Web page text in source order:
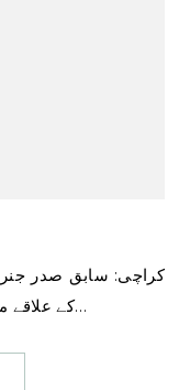
کراچی: سابق صدر جنرل (ر) پرویز مشرف کو منگل کو کراچی
کے علاقے ملیر کینٹ میں فوجی قبرستان میں پورے…